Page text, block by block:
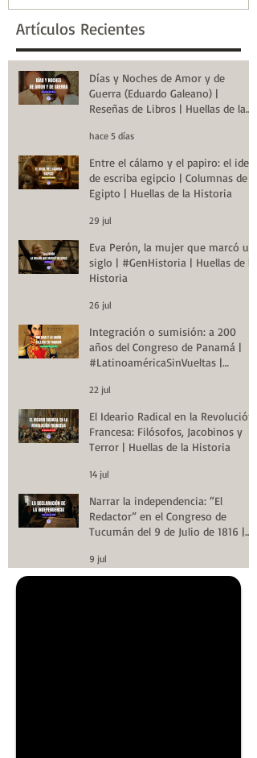
Artículos Recientes
Días y Noches de Amor y de
Guerra (Eduardo Galeano) |
Reseñas de Libros | Huellas de la
hace 5 días
Entre el cálamo y el papiro: el ideal
de escriba egipcio | Columnas de
Egipto | Huellas de la Historia
29 jul
Eva Perón, la mujer que marcó un
siglo | #GenHistoria | Huellas de la
Historia
26 jul
Integración o sumisión: a 200
años del Congreso de Panamá |
#LatinoaméricaSinVueltas |
22 jul
El Ideario Radical en la Revolución
Francesa: Filósofos, Jacobinos y
Terror | Huellas de la Historia
14 jul
Narrar la independencia: “El
Redactor” en el Congreso de
Tucumán del 9 de Julio de 1816 |
9 jul